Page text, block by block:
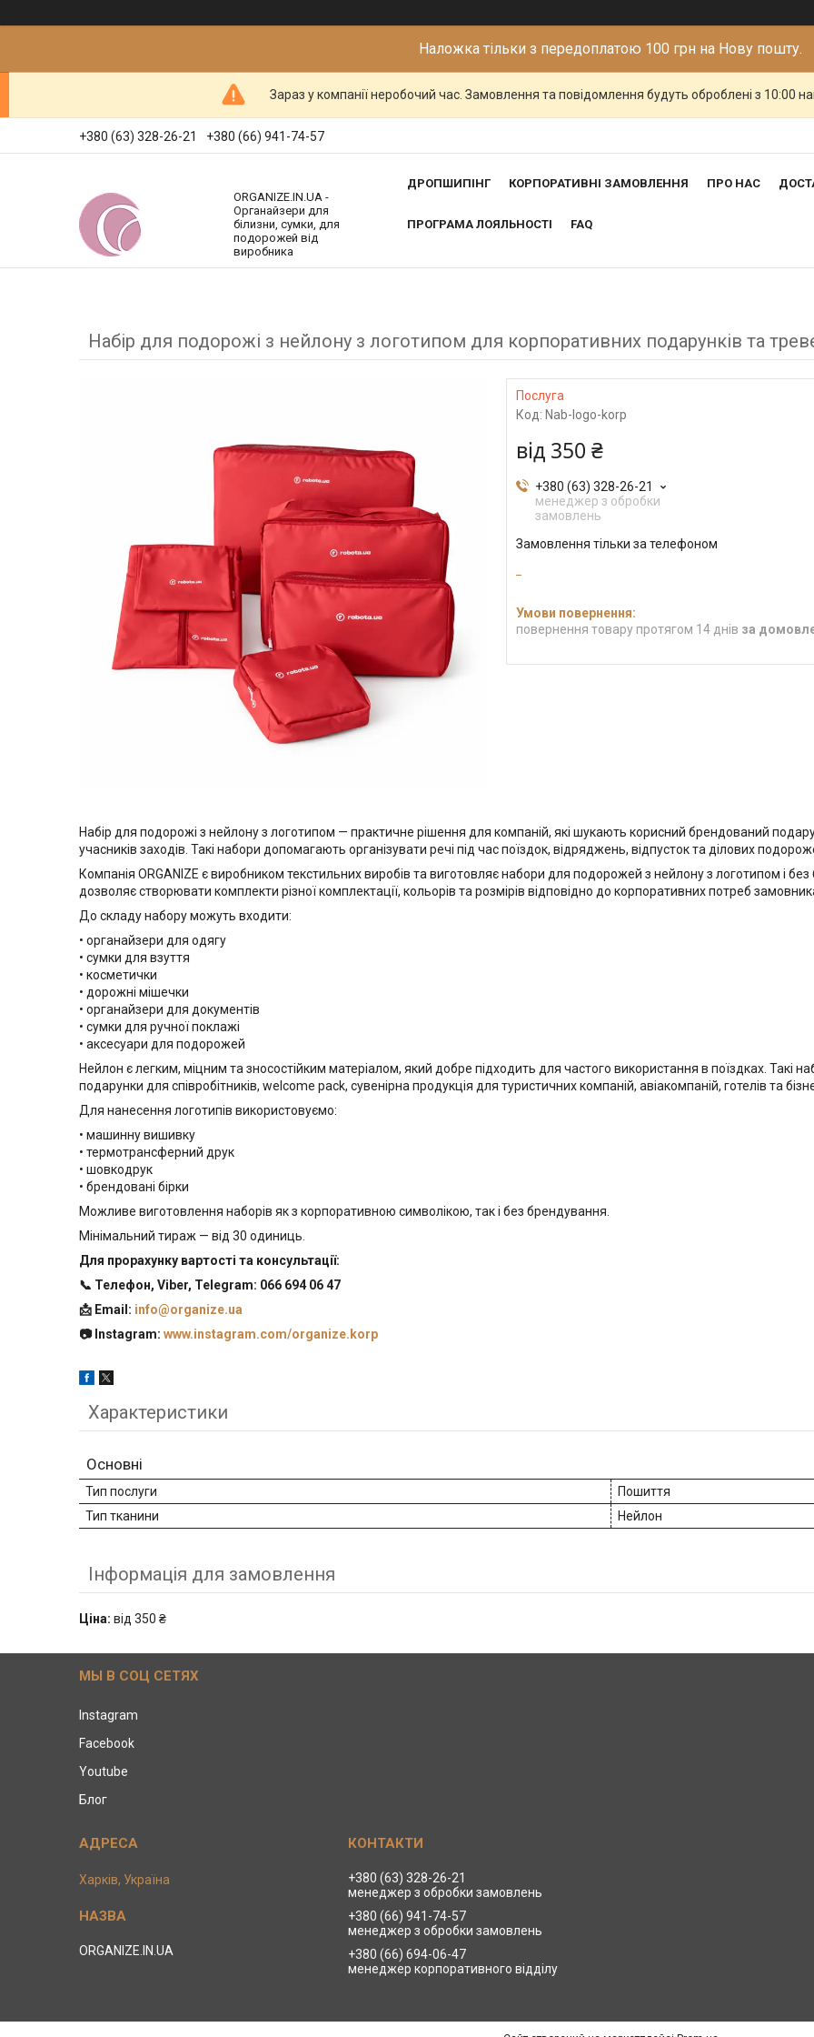
Наложка тільки з передоплатою 100 грн на Нову пошту.
Зараз у компанії неробочий час. Замовлення та повідомлення будуть оброблені з 10:00
+380 (63) 328-26-21 +380 (66) 941-74-57
ORGANIZE.IN.UA -
Органайзери для
білизни, сумки, для
подорожей від
виробника
ДРОПШИПІНГ КОРПОРАТИВНІ ЗАМОВЛЕННЯ ПРО НАС
ПРОГРАМА ЛОЯЛЬНОСТІ FAQ
Набір для подорожі з нейлону з логотипом для корпоративних подарунків та
Послуга
Код: Nab-logo-korp
від 350 ₴
+380 (63) 328-26-21
менеджер з обробки
замовлень
Замовлення тільки за телефоном
повернення товару протягом 14 днів за
Набір для подорожі з нейлону з логотипом — практичне рішення для компаній, які шукають корисний брендований
учасників заходів. Такі набори допомагають організувати речі під час поїздок, відряджень, відпусток та ділових
Компанія ORGANIZE є виробником текстильних виробів та виготовляє набори для подорожей з нейлону з логотипом і
дозволяє створювати комплекти різної комплектації, кольорів та розмірів відповідно до корпоративних потреб
До складу набору можуть входити:
• органайзери для одягу
• сумки для взуття
• косметички
• дорожні мішечки
• органайзери для документів
• сумки для ручної поклажі
• аксесуари для подорожей
Нейлон є легким, міцним та зносостійким матеріалом, який добре підходить для частого використання в поїздках. Такі
подарунки для співробітників, welcome pack, сувенірна продукція для туристичних компаній, авіакомпаній, готелів та
Для нанесення логотипів використовуємо:
• машинну вишивку
• термотрансферний друк
• шовкодрук
• брендовані бірки
Можливе виготовлення наборів як з корпоративною символікою, так і без брендування.
Мінімальний тираж — від 30 одиниць.
Для прорахунку вартості та консультації:
📞 Телефон, Viber, Telegram: 066 694 06 47
📩 Email: info@organize.ua
📷 Instagram: www.instagram.com/organize.korp
Характеристики
Основні
Тип послуги
Пошиття
Тип тканини
Нейлон
Інформація для замовлення
Ціна: від 350 ₴
МЫ В СОЦ СЕТЯХ
Instagram
Facebook
Youtube
Блог
Харків, Україна
ORGANIZE.IN.UA
+380 (63) 328-26-21
менеджер з обробки замовлень
+380 (66) 941-74-57
менеджер з обробки замовлень
+380 (66) 694-06-47
менеджер корпоративного відділу